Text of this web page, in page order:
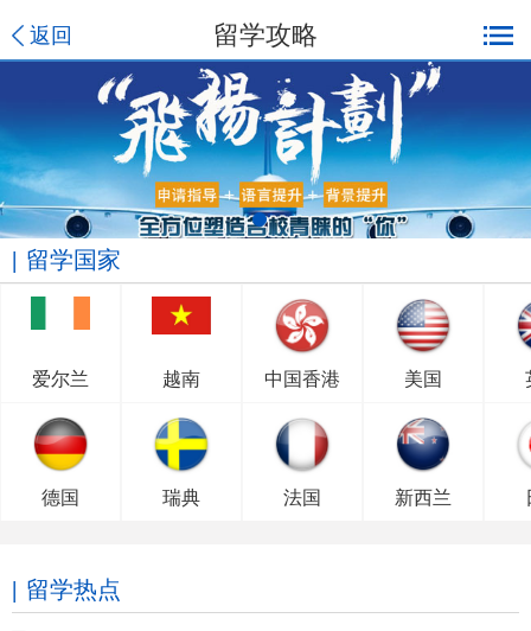
返回 留学攻略
留学国家
爱尔兰 越南 中国香港 美国
德国 瑞典 法国 新西兰
留学热点